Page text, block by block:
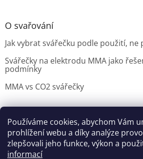
Používáme cookies, abychom Vám
prohlížení webu a díky analýze
zlepšovali jeho funkce, výkon a
informací
O svařování
Jak vybrat svářečku podle použití, ne
Svářečky na elektrodu MMA jako
podmínky
MMA vs CO2 svářečky
Možnosti doručení Nakupovani
Výběr svářečky